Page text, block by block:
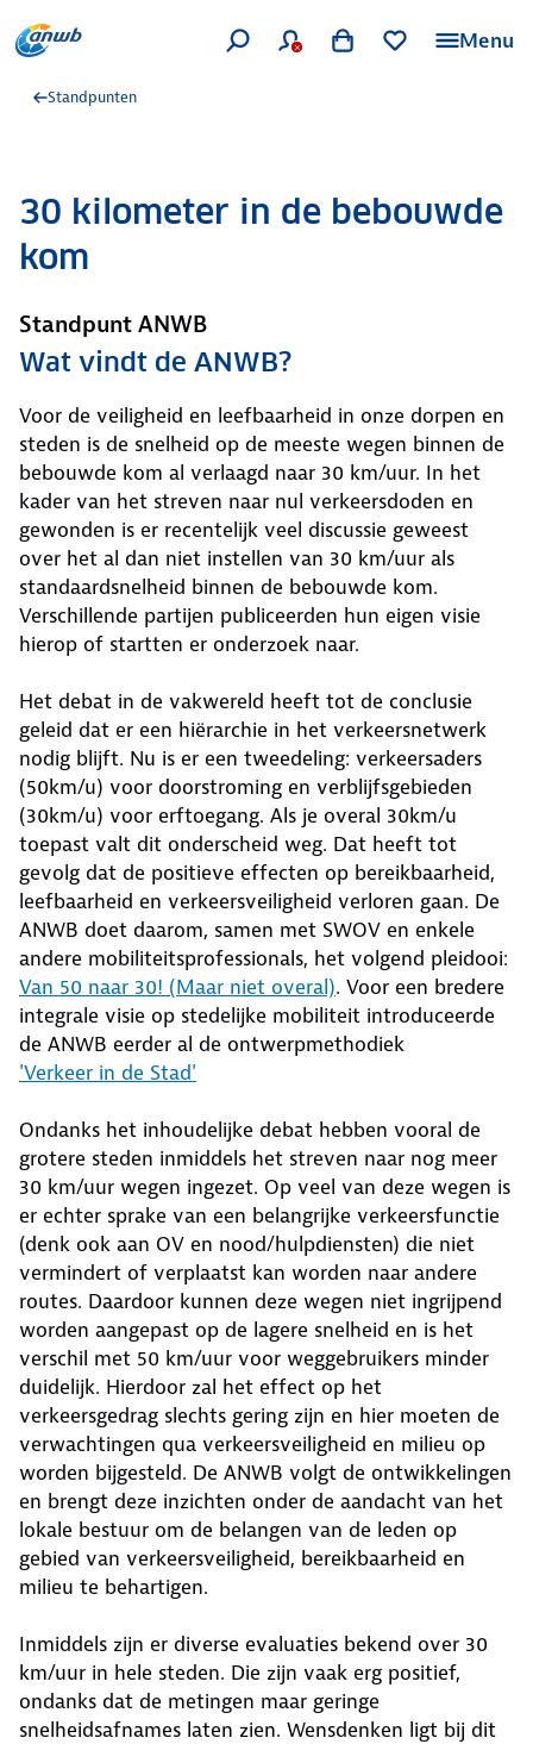
Menu
Standpunten
30 kilometer in de bebouwde
kom
Standpunt ANWB
Wat vindt de ANWB?
Voor de veiligheid en leefbaarheid in onze dorpen en
steden is de snelheid op de meeste wegen binnen de
bebouwde kom al verlaagd naar 30 km/uur. In het
kader van het streven naar nul verkeersdoden en
gewonden is er recentelijk veel discussie geweest
over het al dan niet instellen van 30 km/uur als
standaardsnelheid binnen de bebouwde kom.
Verschillende partijen publiceerden hun eigen visie
hierop of startten er onderzoek naar.
Het debat in de vakwereld heeft tot de conclusie
geleid dat er een hiërarchie in het verkeersnetwerk
nodig blijft. Nu is er een tweedeling: verkeersaders
(50km/u) voor doorstroming en verblijfsgebieden
(30km/u) voor erftoegang. Als je overal 30km/u
toepast valt dit onderscheid weg. Dat heeft tot
gevolg dat de positieve effecten op bereikbaarheid,
leefbaarheid en verkeersveiligheid verloren gaan. De
ANWB doet daarom, samen met SWOV en enkele
andere mobiliteitsprofessionals, het volgend pleidooi:
Van 50 naar 30! (Maar niet overal). Voor een bredere
integrale visie op stedelijke mobiliteit introduceerde
de ANWB eerder al de ontwerpmethodiek
'Verkeer in de Stad'
Ondanks het inhoudelijke debat hebben vooral de
grotere steden inmiddels het streven naar nog meer
30 km/uur wegen ingezet. Op veel van deze wegen is
er echter sprake van een belangrijke verkeersfunctie
(denk ook aan OV en nood/hulpdiensten) die niet
vermindert of verplaatst kan worden naar andere
routes. Daardoor kunnen deze wegen niet ingrijpend
worden aangepast op de lagere snelheid en is het
verschil met 50 km/uur voor weggebruikers minder
duidelijk. Hierdoor zal het effect op het
verkeersgedrag slechts gering zijn en hier moeten de
verwachtingen qua verkeersveiligheid en milieu op
worden bijgesteld. De ANWB volgt de ontwikkelingen
en brengt deze inzichten onder de aandacht van het
lokale bestuur om de belangen van de leden op
gebied van verkeersveiligheid, bereikbaarheid en
milieu te behartigen.
Inmiddels zijn er diverse evaluaties bekend over 30
km/uur in hele steden. Die zijn vaak erg positief,
ondanks dat de metingen maar geringe
snelheidsafnames laten zien. Wensdenken ligt bij dit